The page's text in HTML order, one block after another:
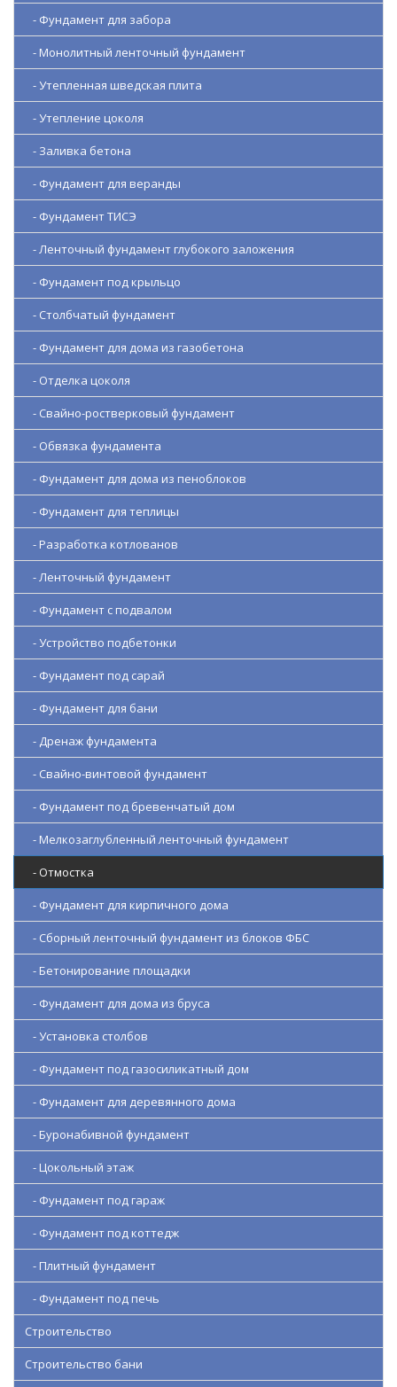
- Фундамент для забора
- Монолитный ленточный фундамент
- Утепленная шведская плита
- Утепление цоколя
- Заливка бетона
- Фундамент для веранды
- Фундамент ТИСЭ
- Ленточный фундамент глубокого заложения
- Фундамент под крыльцо
- Столбчатый фундамент
- Фундамент для дома из газобетона
- Отделка цоколя
- Свайно-ростверковый фундамент
- Обвязка фундамента
- Фундамент для дома из пеноблоков
- Фундамент для теплицы
- Разработка котлованов
- Ленточный фундамент
- Фундамент с подвалом
- Устройство подбетонки
- Фундамент под сарай
- Фундамент для бани
- Дренаж фундамента
- Свайно-винтовой фундамент
- Фундамент под бревенчатый дом
- Мелкозаглубленный ленточный фундамент
- Отмостка
- Фундамент для кирпичного дома
- Сборный ленточный фундамент из блоков ФБС
- Бетонирование площадки
- Фундамент для дома из бруса
- Установка столбов
- Фундамент под газосиликатный дом
- Фундамент для деревянного дома
- Буронабивной фундамент
- Цокольный этаж
- Фундамент под гараж
- Фундамент под коттедж
- Плитный фундамент
- Фундамент под печь
Строительство
Строительство бани